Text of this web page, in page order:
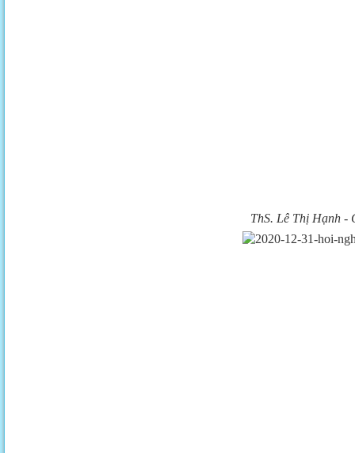
ThS. Lê Thị Hạnh -